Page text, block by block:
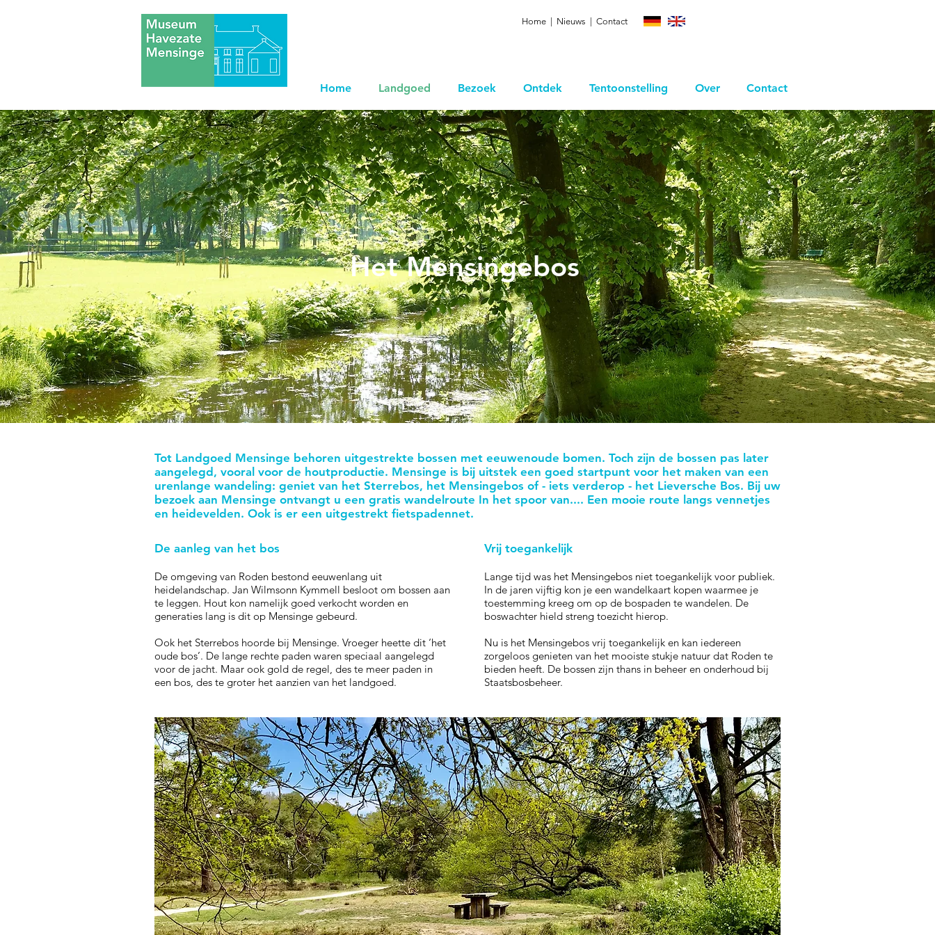
Home Nieuws Contact
Home Landgoed Bezoek Ontdek Tentoonstelling Over Contact
Het Mensingebos
Tot Landgoed Mensinge behoren uitgestrekte bossen met eeuwenoude bomen. Toch zijn de bossen pas later
aangelegd, vooral voor de houtproductie. Mensinge is bij uitstek een goed startpunt voor het maken van een
urenlange wandeling: geniet van het Sterrebos, het Mensingebos of - iets verderop - het Lieversche Bos. Bij uw
bezoek aan Mensinge ontvangt u een gratis wandelroute In het spoor van.... Een mooie route langs vennetjes
en heidevelden. Ook is er een uitgestrekt fietspadennet.
De aanleg van het bos
De omgeving van Roden bestond eeuwenlang uit
heidelandschap. Jan Wilmsonn Kymmell besloot om bossen aan
te leggen. Hout kon namelijk goed verkocht worden en
generaties lang is dit op Mensinge gebeurd.
Ook het Sterrebos hoorde bij Mensinge. Vroeger heette dit ‘het
oude bos’. De lange rechte paden waren speciaal aangelegd
voor de jacht. Maar ook gold de regel, des te meer paden in
een bos, des te groter het aanzien van het landgoed.
Vrij toegankelijk
Lange tijd was het Mensingebos niet toegankelijk voor publiek.
In de jaren vijftig kon je een wandelkaart kopen waarmee je
toestemming kreeg om op de bospaden te wandelen. De
boswachter hield streng toezicht hierop.
Nu is het Mensingebos vrij toegankelijk en kan iedereen
zorgeloos genieten van het mooiste stukje natuur dat Roden te
bieden heeft. De bossen zijn thans in beheer en onderhoud bij
Staatsbosbeheer.